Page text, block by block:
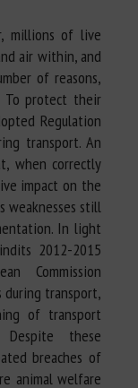
millions of live
air within, and
of reasons,
To protect their
Regulation
transport. An
when correctly
impact on the
weaknesses still
In light
2012-2015
Commission
during transport,
of transport
Despite these
breaches of
animal welfare